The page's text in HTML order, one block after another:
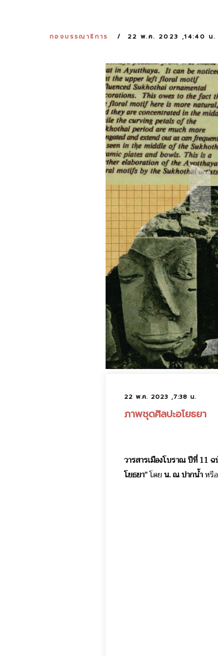
กองบรรณาธิการ 22 พ.ค. 2023 ,14:40 น.
22 พ.ค. 2023 ,7:38 น.
ภาพชุดศิลปะอโยธยา
วารสารเมืองโบราณ ปีที่ 11
โยธยา”โดยน. ณ ปากน้ำหรื